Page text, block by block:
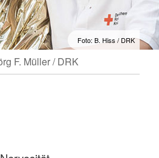
Foto: B. Hiss / DRK
F. Müller / DRK